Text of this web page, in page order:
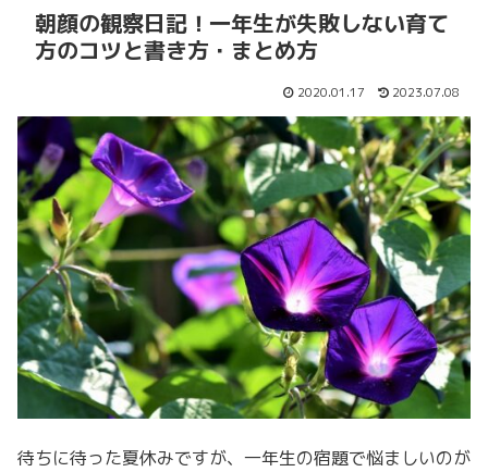
朝顔の観察日記！一年生が失敗しない育て
方のコツと書き方・まとめ方
2020.01.17 2023.07.08
待ちに待った夏休みですが、一年生の宿題で悩ましいのが